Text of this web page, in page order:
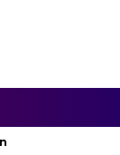
Posyandu,